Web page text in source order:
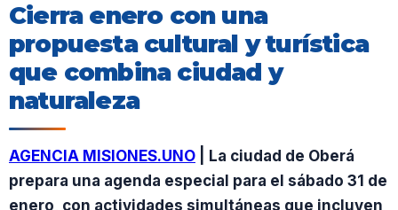
Cierra enero con una
propuesta cultural y turística
que combina ciudad y
naturaleza
AGENCIA MISIONES.UNO | La ciudad de Oberá
prepara una agenda especial para el sábado 31 de
enero, con actividades simultáneas que incluyen